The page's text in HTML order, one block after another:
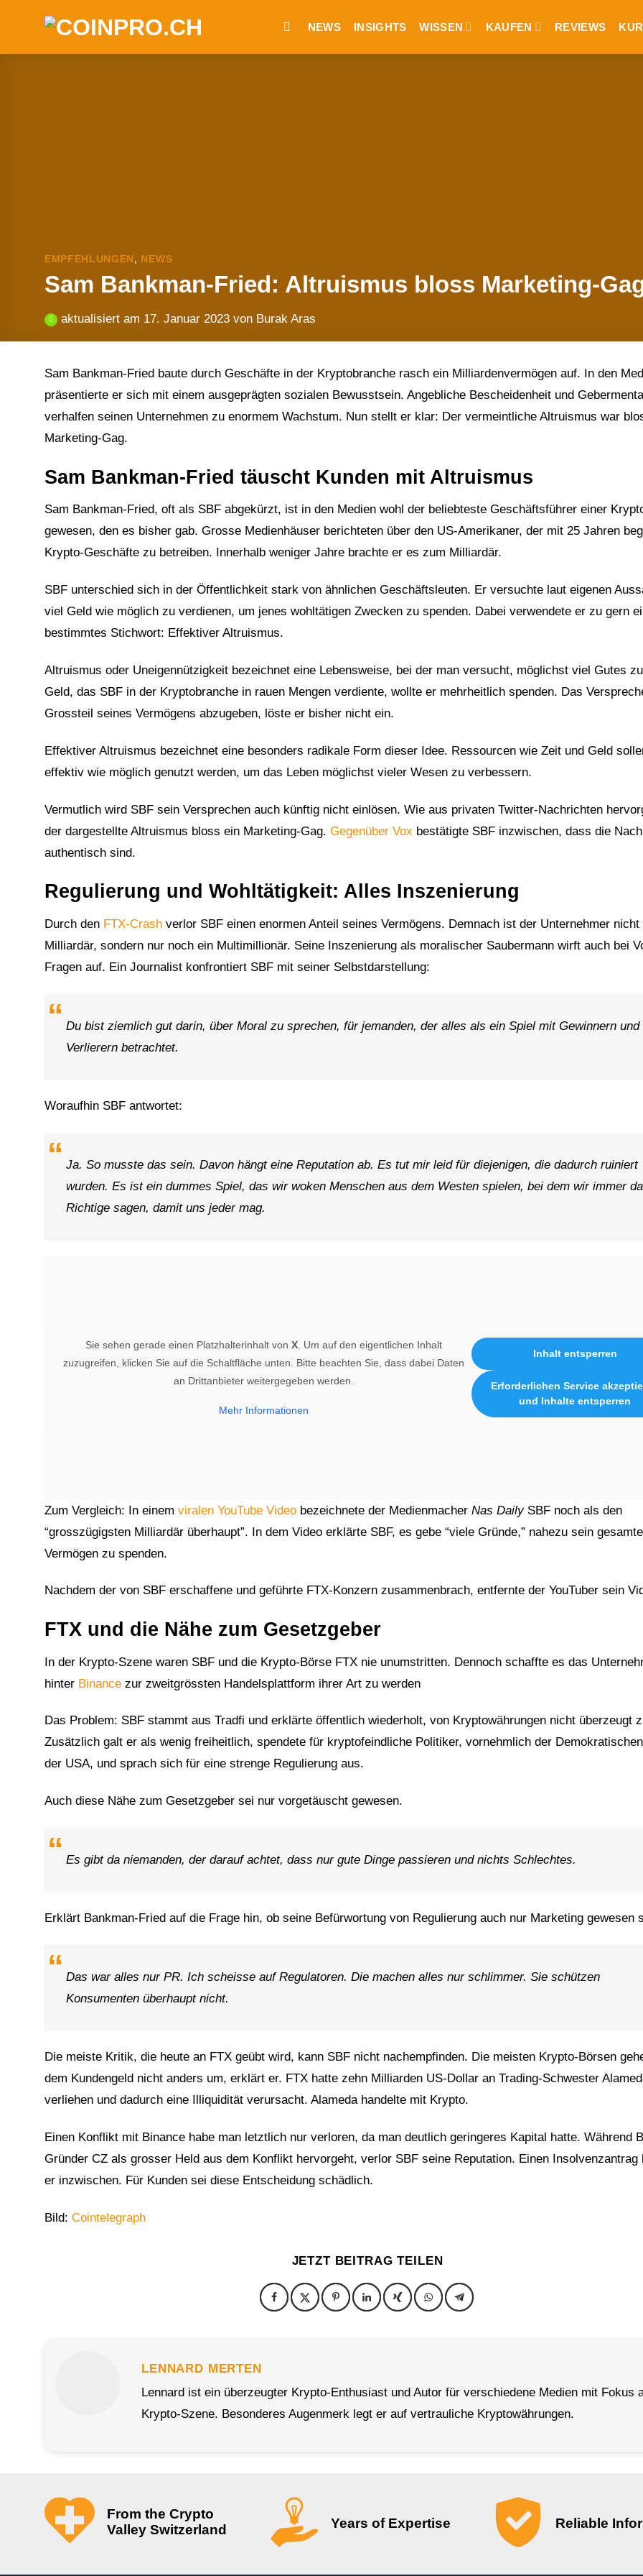
NEWS INSIGHTS WISSEN KAUFEN REVIEWS
EMPFEHLUNGEN , NEWS
Sam Bankman-Fried: Altruismus bloss Marketing-
aktualisiert am 17. Januar 2023 von Burak Aras
Sam Bankman-Fried baute durch Geschäfte in der Kryptobranche rasch ein Milliardenvermögen auf. In den
präsentierte er sich mit einem ausgeprägten sozialen Bewusstsein. Angebliche Bescheidenheit und
verhalfen seinen Unternehmen zu enormem Wachstum. Nun stellt er klar: Der vermeintliche Altruismus war
Marketing-Gag.
Sam Bankman-Fried täuscht Kunden mit Altruismus
Sam Bankman-Fried, oft als SBF abgekürzt, ist in den Medien wohl der beliebteste Geschäftsführer einer
gewesen, den es bisher gab. Grosse Medienhäuser berichteten über den US-Amerikaner, der mit 25 Jahren
Krypto-Geschäfte zu betreiben. Innerhalb weniger Jahre brachte er es zum Milliardär.
SBF unterschied sich in der Öffentlichkeit stark von ähnlichen Geschäftsleuten. Er versuchte laut eigenen
viel Geld wie möglich zu verdienen, um jenes wohltätigen Zwecken zu spenden. Dabei verwendete er zu gern
bestimmtes Stichwort: Effektiver Altruismus.
Altruismus oder Uneigennützigkeit bezeichnet eine Lebensweise, bei der man versucht, möglichst viel Gutes
Geld, das SBF in der Kryptobranche in rauen Mengen verdiente, wollte er mehrheitlich spenden. Das
Grossteil seines Vermögens abzugeben, löste er bisher nicht ein.
Effektiver Altruismus bezeichnet eine besonders radikale Form dieser Idee. Ressourcen wie Zeit und Geld
effektiv wie möglich genutzt werden, um das Leben möglichst vieler Wesen zu verbessern.
Vermutlich wird SBF sein Versprechen auch künftig nicht einlösen. Wie aus privaten Twitter-Nachrichten
der dargestellte Altruismus bloss ein Marketing-Gag. Gegenüber Vox bestätigte SBF inzwischen, dass die
authentisch sind.
Regulierung und Wohltätigkeit: Alles Inszenierung
Durch den FTX-Crash verlor SBF einen enormen Anteil seines Vermögens. Demnach ist der Unternehmer nicht
Milliardär, sondern nur noch ein Multimillionär. Seine Inszenierung als moralischer Saubermann wirft auch bei
Fragen auf. Ein Journalist konfrontiert SBF mit seiner Selbstdarstellung:
Du bist ziemlich gut darin, über Moral zu sprechen, für jemanden, der alles als ein Spiel mit Gewinnern und
Verlierern betrachtet.
Woraufhin SBF antwortet:
Ja. So musste das sein. Davon hängt eine Reputation ab. Es tut mir leid für diejenigen, die dadurch ruiniert
wurden. Es ist ein dummes Spiel, das wir woken Menschen aus dem Westen spielen, bei dem wir immer
Richtige sagen, damit uns jeder mag.
Sie sehen gerade einen Platzhalterinhalt von X. Um auf den eigentlichen Inhalt
zuzugreifen, klicken Sie auf die Schaltfläche unten. Bitte beachten Sie, dass dabei Daten
an Drittanbieter weitergegeben werden.
Mehr Informationen
Inhalt entsperren
Erforderlichen Service
und Inhalte entsperren
Zum Vergleich: In einem viralen YouTube Video bezeichnete der Medienmacher Nas DailySBF noch als den
“grosszügigsten Milliardär überhaupt”. In dem Video erklärte SBF, es gebe “viele Gründe,” nahezu sein
Vermögen zu spenden.
Nachdem der von SBF erschaffene und geführte FTX-Konzern zusammenbrach, entfernte der YouTuber sein
FTX und die Nähe zum Gesetzgeber
In der Krypto-Szene waren SBF und die Krypto-Börse FTX nie unumstritten. Dennoch schaffte es das
hinter Binance zur zweitgrössten Handelsplattform ihrer Art zu werden
Das Problem: SBF stammt aus Tradfi und erklärte öffentlich wiederholt, von Kryptowährungen nicht überzeugt
Zusätzlich galt er als wenig freiheitlich, spendete für kryptofeindliche Politiker, vornehmlich der
der USA, und sprach sich für eine strenge Regulierung aus.
Auch diese Nähe zum Gesetzgeber sei nur vorgetäuscht gewesen.
Es gibt da niemanden, der darauf achtet, dass nur gute Dinge passieren und nichts Schlechtes.
Erklärt Bankman-Fried auf die Frage hin, ob seine Befürwortung von Regulierung auch nur Marketing gewesen
Das war alles nur PR. Ich scheisse auf Regulatoren. Die machen alles nur schlimmer. Sie schützen
Konsumenten überhaupt nicht.
Die meiste Kritik, die heute an FTX geübt wird, kann SBF nicht nachempfinden. Die meisten Krypto-Börsen
dem Kundengeld nicht anders um, erklärt er. FTX hatte zehn Milliarden US-Dollar an Trading-Schwester
verliehen und dadurch eine Illiquidität verursacht. Alameda handelte mit Krypto.
Einen Konflikt mit Binance habe man letztlich nur verloren, da man deutlich geringeres Kapital hatte. Während
Gründer CZ als grosser Held aus dem Konflikt hervorgeht, verlor SBF seine Reputation. Einen Insolvenzantrag
er inzwischen. Für Kunden sei diese Entscheidung schädlich.
Bild: Cointelegraph
JETZT BEITRAG TEILEN
LENNARD MERTEN
Lennard ist ein überzeugter Krypto-Enthusiast und Autor für verschiedene Medien mit Fokus
Krypto-Szene. Besonderes Augenmerk legt er auf vertrauliche Kryptowährungen.
From the Crypto
Valley Switzerland
Years of Expertise Reliable